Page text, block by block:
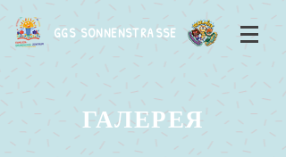
GGS SONNENSTRASSE
ГАЛЕРЕЯ